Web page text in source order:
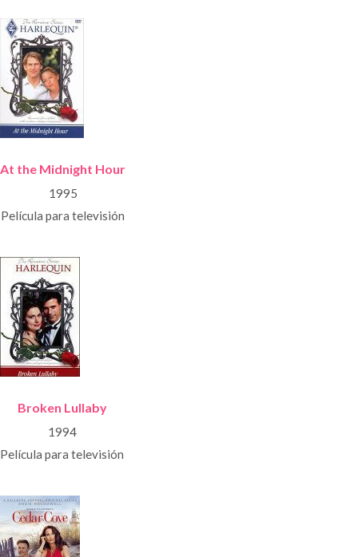
At the Midnight Hour
1995
Película para televisión
Broken Lullaby
1994
Película para televisión